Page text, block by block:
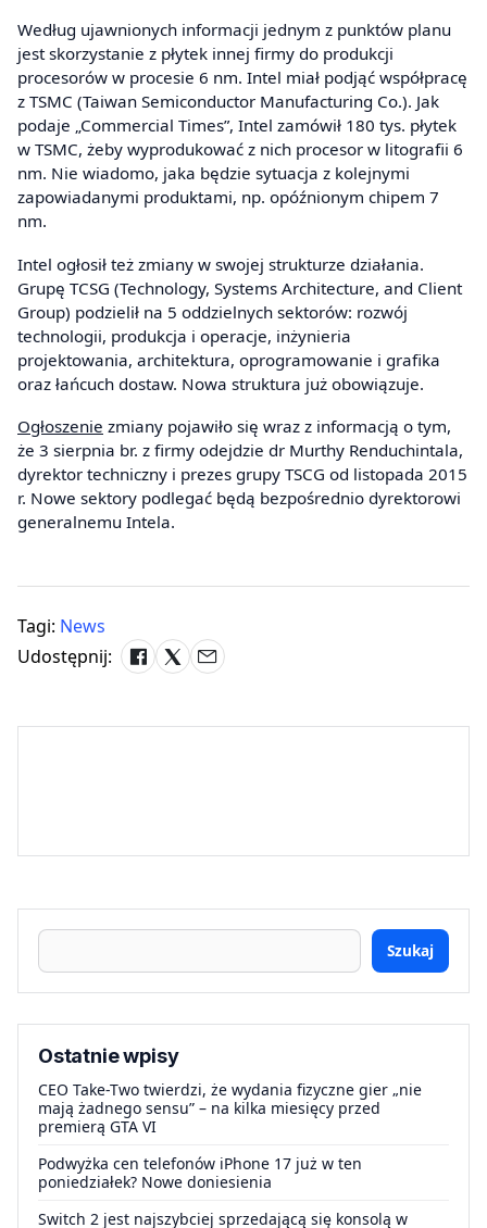
Według ujawnionych informacji jednym z punktów planu
jest skorzystanie z płytek innej firmy do produkcji
procesorów w procesie 6 nm. Intel miał podjąć współpracę
z TSMC (Taiwan Semiconductor Manufacturing Co.). Jak
podaje „Commercial Times”, Intel zamówił 180 tys. płytek
w TSMC, żeby wyprodukować z nich procesor w litografii 6
nm. Nie wiadomo, jaka będzie sytuacja z kolejnymi
zapowiadanymi produktami, np. opóźnionym chipem 7
nm.
Intel ogłosił też zmiany w swojej strukturze działania.
Grupę TCSG (Technology, Systems Architecture, and Client
Group) podzielił na 5 oddzielnych sektorów: rozwój
technologii, produkcja i operacje, inżynieria
projektowania, architektura, oprogramowanie i grafika
oraz łańcuch dostaw. Nowa struktura już obowiązuje.
Ogłoszenie zmiany pojawiło się wraz z informacją o tym,
że 3 sierpnia br. z firmy odejdzie dr Murthy Renduchintala,
dyrektor techniczny i prezes grupy TSCG od listopada 2015
r. Nowe sektory podlegać będą bezpośrednio dyrektorowi
generalnemu Intela.
Tagi: News
Udostępnij:
Szukaj
Ostatnie wpisy
CEO Take-Two twierdzi, że wydania fizyczne gier „nie
mają żadnego sensu” – na kilka miesięcy przed
premierą GTA VI
Podwyżka cen telefonów iPhone 17 już w ten
poniedziałek? Nowe doniesienia
Switch 2 jest najszybciej sprzedającą się konsolą w